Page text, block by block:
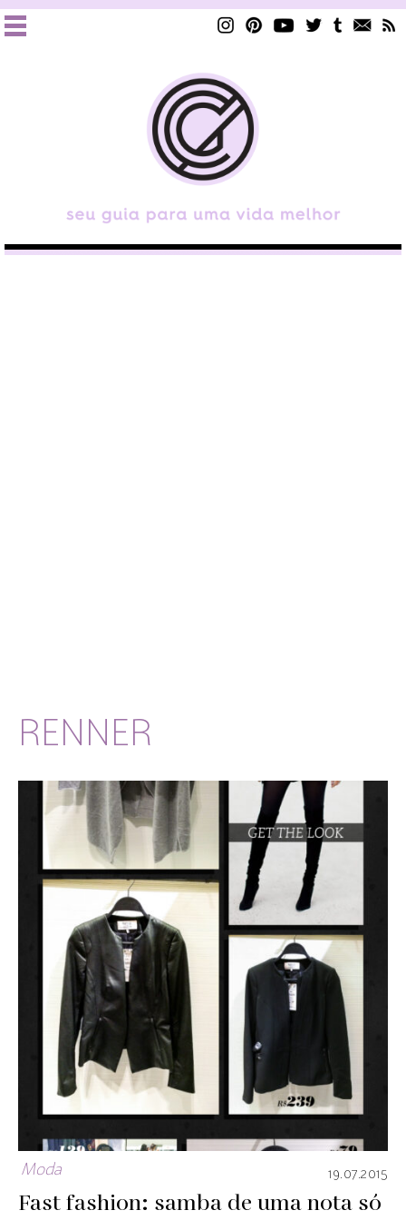
RENNER
Moda 19.07.2015
Fast fashion: samba de uma nota só